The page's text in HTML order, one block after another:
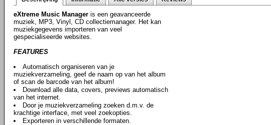
eXtreme Music Manager is een geavanceerde
muziek, MP3, Vinyl, CD collectiemanager. Het kan
muziekgegevens importeren van veel
gespecialiseerde websites.
FEATURES
Automatisch organiseren van je
muziekverzameling, geef de naam op van het album
of scan de barcode van het album!
Download alle data, covers, previews automatisch
van het internet.
Door je muziekverzameling zoeken d.m.v. de
krachtige interface, met veel zoekopties.
Exporteren in verschillende formaten.